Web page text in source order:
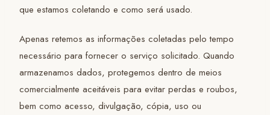
que estamos coletando e como será usado.
Apenas retemos as informações coletadas pelo tempo
necessário para fornecer o serviço solicitado. Quando
armazenamos dados, protegemos dentro de meios
comercialmente aceitáveis para evitar perdas e roubos,
bem como acesso, divulgação, cópia, uso ou